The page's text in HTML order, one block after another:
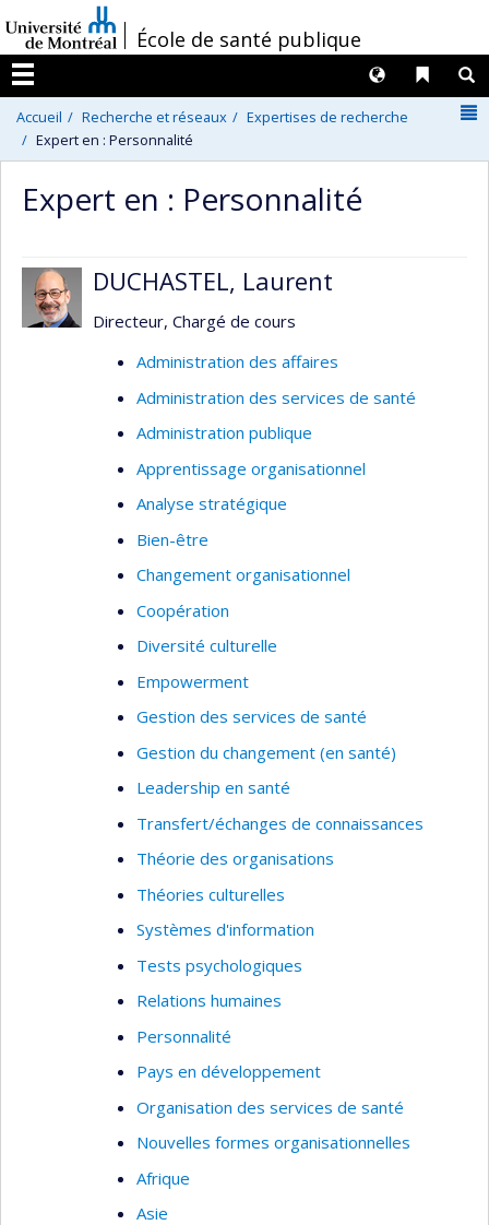
au
contenu
/École de santé publique
Menu
Liens
Langues
Accueil Recherche et réseaux
Expertises de recherche
Expert en : Personnalité
Expert en : Personnalité
DUCHASTEL, Laurent
Directeur, Chargé de cours
Administration des affaires
Administration des services de santé
Administration publique
Apprentissage organisationnel
Analyse stratégique
Bien-être
Changement organisationnel
Coopération
Diversité culturelle
Empowerment
Gestion des services de santé
Gestion du changement (en santé)
Leadership en santé
Transfert/échanges de connaissances
Théorie des organisations
Théories culturelles
Systèmes d'information
Tests psychologiques
Relations humaines
Personnalité
Pays en développement
Organisation des services de santé
Nouvelles formes organisationnelles
Afrique
Asie